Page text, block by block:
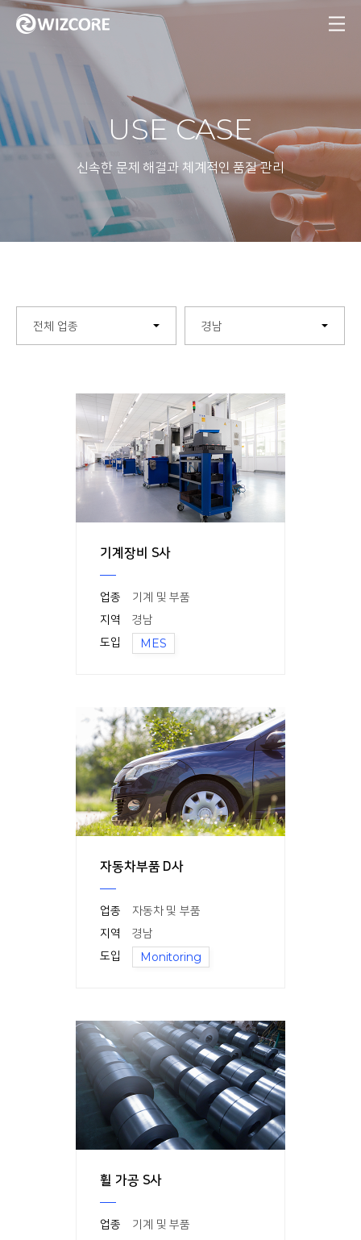
MENU
USE CASE
신속한 문제 해결과 체계적인 품질 관리
전체 업종 경남
기계장비 S사
업종
기계 및 부품
지역
경남
도입
MES
자동차부품 D사
업종
자동차 및 부품
지역
경남
도입
Monitoring
휠 가공 S사
업종
기계 및 부품